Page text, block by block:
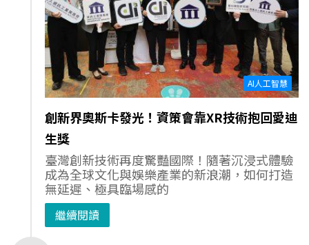
AI人工智慧
創新界奧斯卡發光！資策會靠XR技術抱回愛迪
生獎
臺灣創新技術再度驚豔國際！隨著沉浸式體驗
成為全球文化與娛樂產業的新浪潮，如何打造
無延遲、極具臨場感的
繼續閱讀